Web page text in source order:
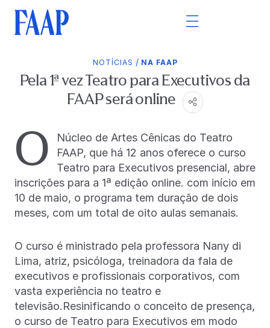
NOTÍCIAS / NA FAAP
Pela 1ª vez Teatro para Executivos da
FAAP será online
O
Núcleo de Artes Cênicas do Teatro
FAAP, que há 12 anos oferece o curso
Teatro para Executivos presencial, abre
inscrições para a 1ª edição online. com início em
10 de maio, o programa tem duração de dois
meses, com um total de oito aulas semanais.
O curso é ministrado pela professora Nany di
Lima, atriz, psicóloga, treinadora da fala de
executivos e profissionais corporativos, com
vasta experiência no teatro e
televisão.Resinificando o conceito de presença,
o curso de Teatro para Executivos em modo